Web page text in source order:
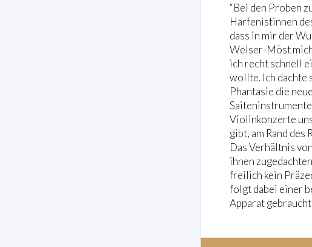
“Bei den Proben
Harfenistinnen
dass in mir der
Welser-Möst
ich recht schnell
wollte. Ich dachte
Phantasie die
Violinkonzerte
gibt, am Rand des
Das Verhältnis
ihnen
freilich kein
folgt dabei einer
Apparat